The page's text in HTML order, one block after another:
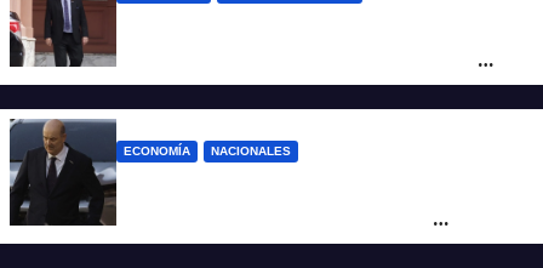
Milei de Misiones
ECONOMÍA NACIONALES
suspendió el decreto para levantar el paro